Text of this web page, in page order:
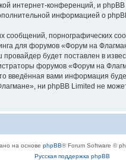
интернет-конференций, и
информацией о
сообщений, порнографических
для форумов «Форум на
будет поставлен в
форумов «Форум на
введённая вами информация
ни phpBB Limited не может
на основе phpBB® Forum Software ©
Русская поддержка phpBB